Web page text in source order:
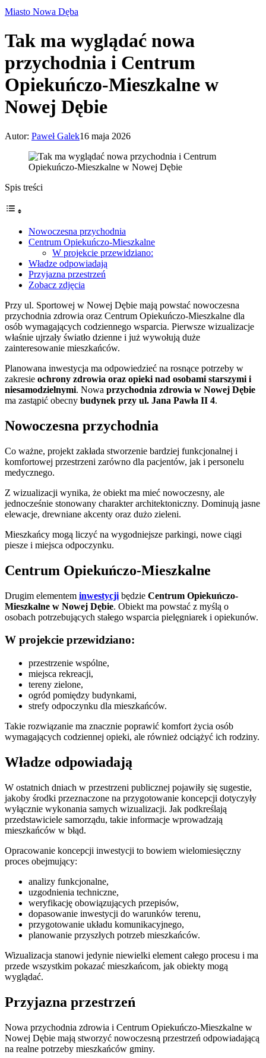
Miasto Nowa Dęba
Tak ma wyglądać nowa
przychodnia i Centrum
Opiekuńczo-Mieszkalne w
Nowej Dębie
Autor: Paweł Galek16 maja 2026
Spis treści
Nowoczesna przychodnia
Centrum Opiekuńczo-Mieszkalne
W projekcie przewidziano:
Władze odpowiadają
Przyjazna przestrzeń
Zobacz zdjęcia
Przy ul. Sportowej w Nowej Dębie mają powstać nowoczesna
przychodnia zdrowia oraz Centrum Opiekuńczo-Mieszkalne dla
osób wymagających codziennego wsparcia. Pierwsze wizualizacje
właśnie ujrzały światło dzienne i już wywołują duże
zainteresowanie mieszkańców.
Planowana inwestycja ma odpowiedzieć na rosnące potrzeby w
zakresie ochrony zdrowia oraz opieki nad osobami starszymi i
niesamodzielnymi. Nowa przychodnia zdrowia w Nowej Dębie
ma zastąpić obecny budynek przy ul. Jana Pawła II 4.
Nowoczesna przychodnia
Co ważne, projekt zakłada stworzenie bardziej funkcjonalnej i
komfortowej przestrzeni zarówno dla pacjentów, jak i personelu
medycznego.
Z wizualizacji wynika, że obiekt ma mieć nowoczesny, ale
jednocześnie stonowany charakter architektoniczny. Dominują jasne
elewacje, drewniane akcenty oraz dużo zieleni.
Mieszkańcy mogą liczyć na wygodniejsze parkingi, nowe ciągi
piesze i miejsca odpoczynku.
Centrum Opiekuńczo-Mieszkalne
Drugim elementem inwestycji będzie Centrum Opiekuńczo-
Mieszkalne w Nowej Dębie. Obiekt ma powstać z myślą o
osobach potrzebujących stałego wsparcia pielęgniarek i opiekunów.
W projekcie przewidziano:
przestrzenie wspólne,
miejsca rekreacji,
tereny zielone,
ogród pomiędzy budynkami,
strefy odpoczynku dla mieszkańców.
Takie rozwiązanie ma znacznie poprawić komfort życia osób
wymagających codziennej opieki, ale również odciążyć ich rodziny.
Władze odpowiadają
W ostatnich dniach w przestrzeni publicznej pojawiły się sugestie,
jakoby środki przeznaczone na przygotowanie koncepcji dotyczyły
wyłącznie wykonania samych wizualizacji. Jak podkreślają
przedstawiciele samorządu, takie informacje wprowadzają
mieszkańców w błąd.
Opracowanie koncepcji inwestycji to bowiem wielomiesięczny
proces obejmujący:
analizy funkcjonalne,
uzgodnienia techniczne,
weryfikację obowiązujących przepisów,
dopasowanie inwestycji do warunków terenu,
przygotowanie układu komunikacyjnego,
planowanie przyszłych potrzeb mieszkańców.
Wizualizacja stanowi jedynie niewielki element całego procesu i ma
przede wszystkim pokazać mieszkańcom, jak obiekty mogą
wyglądać.
Przyjazna przestrzeń
Nowa przychodnia zdrowia i Centrum Opiekuńczo-Mieszkalne w
Nowej Dębie mają stworzyć nowoczesną przestrzeń odpowiadającą
na realne potrzeby mieszkańców gminy.